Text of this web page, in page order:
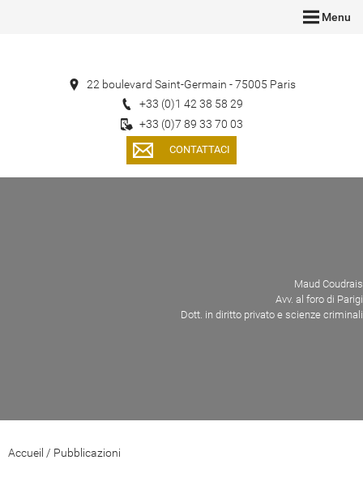
Menu
22 boulevard Saint-Germain - 75005 Paris
+33 (0)1 42 38 58 29
+33 (0)7 89 33 70 03
CONTATTACI
Maud Coudrais
Avv. al foro di Parigi
Dott. in diritto privato e scienze criminali
Accueil / Pubblicazioni